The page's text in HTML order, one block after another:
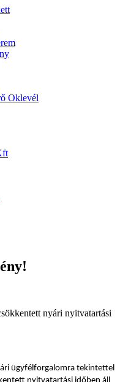
Oklevél
nyári nyitvatartási
ügyfélforgalomra tekintettel